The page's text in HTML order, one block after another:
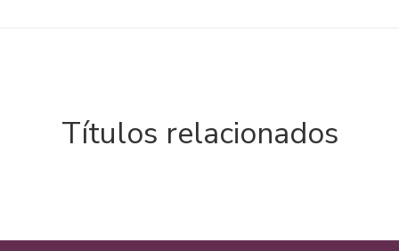
Títulos relacionados